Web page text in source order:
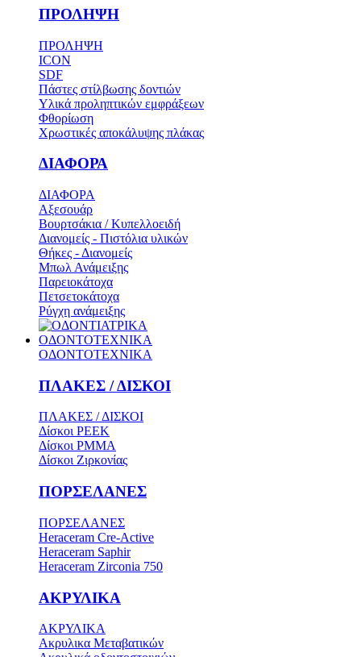
ΠΡΟΛΗΨΗ
ΠΡΟΛΗΨΗ
ICON
SDF
Πάστες στίλβωσης δοντιών
Υλικά προληπτικών εμφράξεων
Φθορίωση
Χρωστικές αποκάλυψης πλάκας
ΔΙΑΦΟΡΑ
ΔΙΑΦΟΡΑ
Αξεσουάρ
Βουρτσάκια / Κυπελλοειδή
Διανομείς - Πιστόλια υλικών
Θήκες - Διανομείς
Μπωλ Ανάμειξης
Παρειοκάτοχα
Πετσετοκάτοχα
Ρύγχη ανάμειξης
ΟΔΟΝΤΟΤΕΧΝΙΚΑ
ΟΔΟΝΤΟΤΕΧΝΙΚΑ
ΠΛΑΚΕΣ / ΔΙΣΚΟΙ
ΠΛΑΚΕΣ / ΔΙΣΚΟΙ
Δίσκοι PEEK
Δίσκοι PMMA
Δίσκοι Ζιρκονίας
ΠΟΡΣΕΛΑΝΕΣ
ΠΟΡΣΕΛΑΝΕΣ
Heraceram Cre-Active
Heraceram Saphir
Heraceram Zirconia 750
ΑΚΡΥΛΙΚΑ
ΑΚΡΥΛΙΚΑ
Ακρυλικα Μεταβατικών